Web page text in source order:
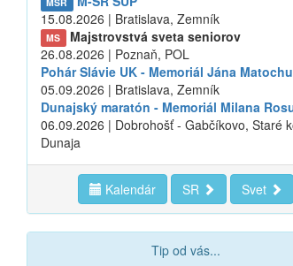
15.08.2026 | Bratislava, Zemník
MS
Majstrovstvá sveta seniorov
26.08.2026 | Poznaň, POL
Pohár Slávie UK - Memoriál Jána Matochu
05.09.2026 | Bratislava, Zemník
Dunajský maratón - Memoriál Milana
06.09.2026 | Dobrohošť - Gabčíkovo, Staré
Dunaja
Kalendár SR Svet
Tip od vás...